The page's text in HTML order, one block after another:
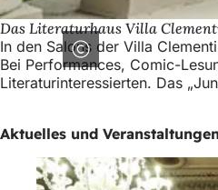
Das Literaturhaus Villa
In den Salons der Villa
Bei Performances, Comic-
Literaturinteressierten. Das
Aktuelles und